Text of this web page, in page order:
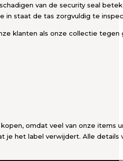
van de security seal
in staat de tas zorgvuldig te
klanten als onze collectie tegen
omdat veel van onze items
je het label verwijdert. Alle details